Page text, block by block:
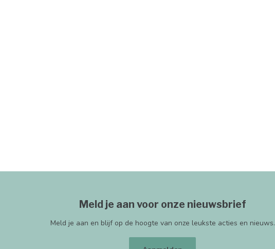
Meld je aan voor onze nieuwsbrief
Meld je aan en blijf op de hoogte van onze leukste acties en nieuws.